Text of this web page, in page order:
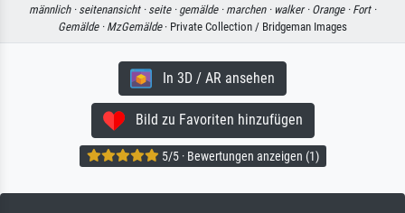
männlich · seitenansicht · seite · gemälde · marchen · walker · Orange · Fort ·
Gemälde · MzGemälde· Private Collection / Bridgeman Images
In 3D / AR ansehen
Bild zu Favoriten hinzufügen
5/5 · Bewertungen anzeigen (1)